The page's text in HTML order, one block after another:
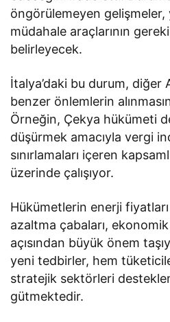
öngörülemeyen gelişmeler,
müdahale araçlarının
belirleyecek.
İtalya’daki bu durum, diğer
benzer önlemlerin
Örneğin, Çekya hükümeti
düşürmek amacıyla vergi
sınırlamaları içeren
üzerinde çalışıyor.
Hükümetlerin enerji
azaltma çabaları,
açısından büyük önem
yeni tedbirler, hem
stratejik sektörleri
gütmektedir.